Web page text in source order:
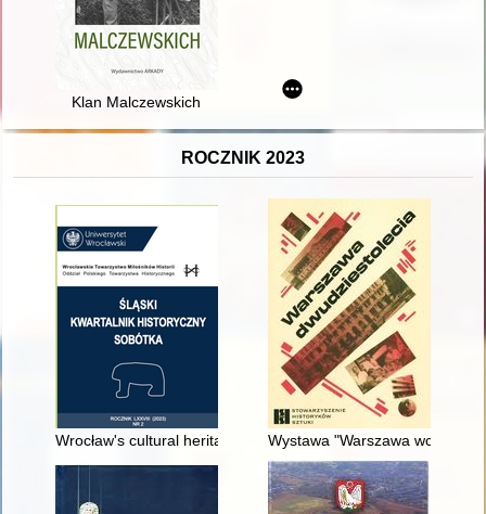
Klan Malczewskich
ROCZNIK 2023
Wrocław's cultural heritage in the city's historical policy =
Wystawa "Warszawa wczoraj,